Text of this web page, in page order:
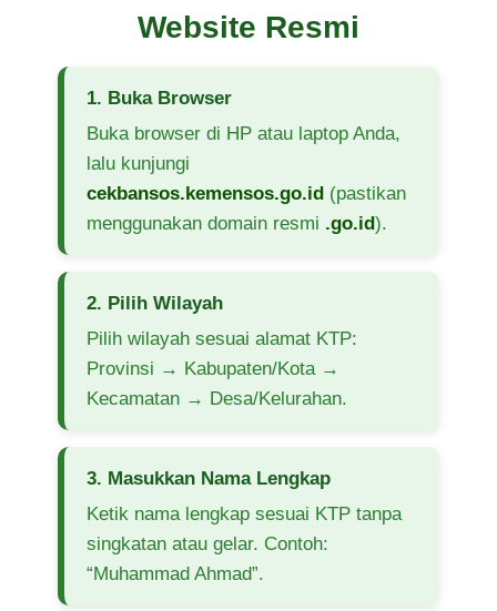
Website Resmi
1. Buka Browser
Buka browser di HP atau laptop Anda,
lalu kunjungi
cekbansos.kemensos.go.id (pastikan
menggunakan domain resmi .go.id).
2. Pilih Wilayah
Pilih wilayah sesuai alamat KTP:
Provinsi → Kabupaten/Kota →
Kecamatan → Desa/Kelurahan.
3. Masukkan Nama Lengkap
Ketik nama lengkap sesuai KTP tanpa
singkatan atau gelar. Contoh:
“Muhammad Ahmad”.